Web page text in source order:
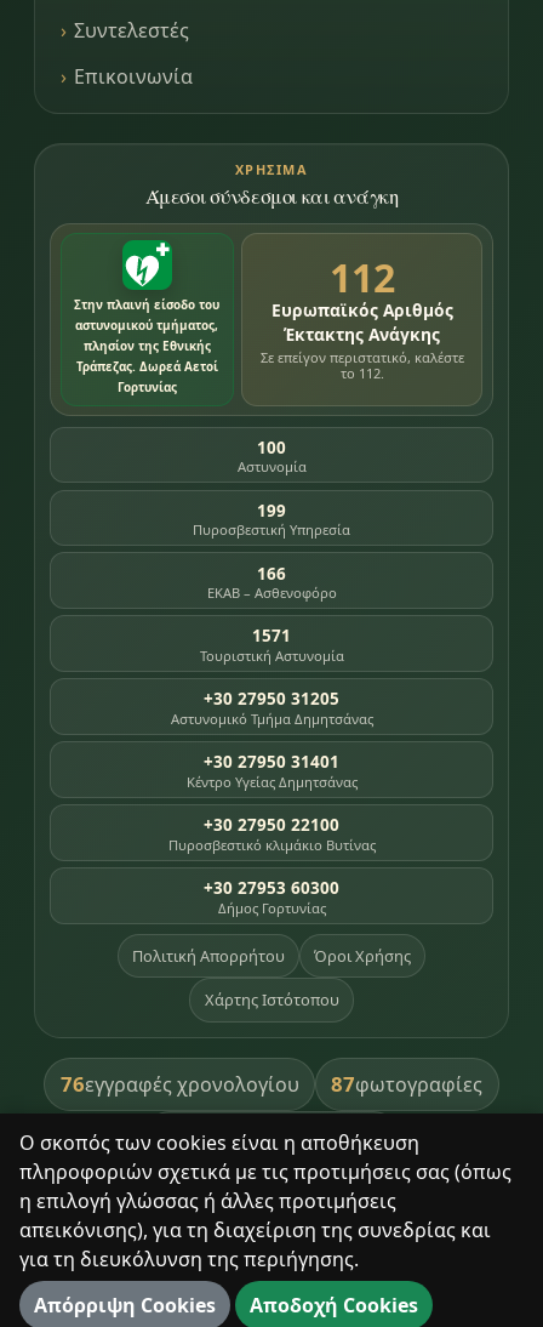
Ο σκοπός των cookies είναι η αποθήκευση
πληροφοριών σχετικά με τις προτιμήσεις σας (όπως
η επιλογή γλώσσας ή άλλες προτιμήσεις
απεικόνισης), για τη διαχείριση της συνεδρίας και
για τη διευκόλυνση της περιήγησης.
Απόρριψη Cookies
Αποδοχή Cookies
Συντελεστές
Επικοινωνία
ΧΡΉΣΙΜΑ
Άμεσοι σύνδεσμοι και ανάγκη
Στην πλαινή είσοδο του
αστυνομικού τμήματος,
πλησίον της Εθνικής
Τράπεζας. Δωρεά Αετοί
Γορτυνίας
112
Ευρωπαϊκός Αριθμός
Έκτακτης Ανάγκης
Σε επείγον περιστατικό, καλέστε
το 112.
100
Αστυνομία
199
Πυροσβεστική Υπηρεσία
166
ΕΚΑΒ – Ασθενοφόρο
1571
Τουριστική Αστυνομία
+30 27950 31205
Αστυνομικό Τμήμα Δημητσάνας
+30 27950 31401
Κέντρο Υγείας Δημητσάνας
+30 27950 22100
Πυροσβεστικό κλιμάκιο Βυτίνας
+30 27953 60300
Δήμος Γορτυνίας
Πολιτική Απορρήτου Όροι Χρήσης
Χάρτης Ιστότοπου
76εγγραφές χρονολογίου 87φωτογραφίες
391βιβλία βιβλιοθήκης
8σημεία κληρονομιάς
Με σεβασμό στον τόπο και τους ανθρώπους του.
© 2025 Δημητσάνα. Με επιφύλαξη παντός δικαιώματος.